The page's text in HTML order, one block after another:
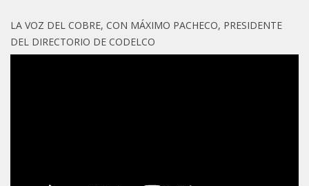
LA VOZ DEL COBRE, CON MÁXIMO PACHECO, PRESIDENTE
DEL DIRECTORIO DE CODELCO